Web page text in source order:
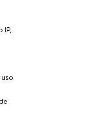
IP,